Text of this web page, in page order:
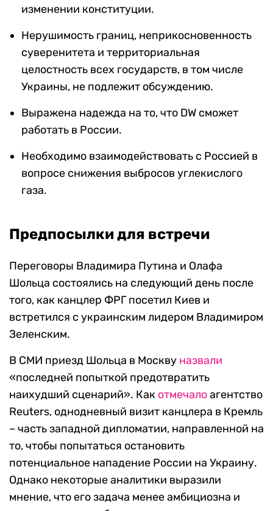
изменении конституции.
Нерушимость границ, неприкосновенность
суверенитета и территориальная
целостность всех государств, в том числе
Украины, не подлежит обсуждению.
Выражена надежда на то, что DW сможет
работать в России.
Необходимо взаимодействовать с Россией в
вопросе снижения выбросов углекислого
газа.
Предпосылки для встречи
Переговоры Владимира Путина и Олафа
Шольца состоялись на следующий день после
того, как канцлер ФРГ посетил Киев и
встретился с украинским лидером Владимиром
Зеленским.
В СМИ приезд Шольца в Москву назвали
«последней попыткой предотвратить
наихудший сценарий». Как отмечалоагентство
Reuters, однодневный визит канцлера в Кремль
– часть западной дипломатии, направленной на
то, чтобы попытаться остановить
потенциальное нападение России на Украину.
Однако некоторые аналитики выразили
мнение, что его задача менее амбициозна и